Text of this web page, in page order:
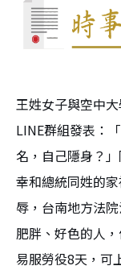
王姓女子與空中
LINE群組發表：
名，自己隱身？
幸和總統同姓的
辱，台南地方法
肥胖、好色的人
易服勞役8天，可